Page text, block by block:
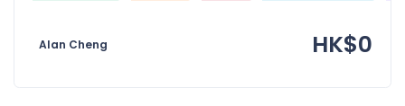
Alan Cheng HK$0